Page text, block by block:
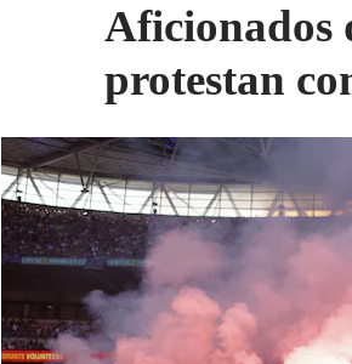
Aficionados
protestan